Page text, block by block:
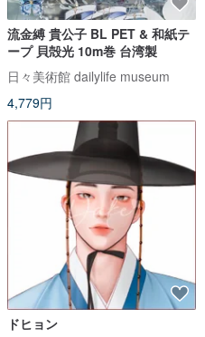
流金縛 貴公子 BL PET & 和紙テ
ープ 貝殻光 10m巻 台湾製
日々美術館 dailylife museum
4,779円
ドヒョン